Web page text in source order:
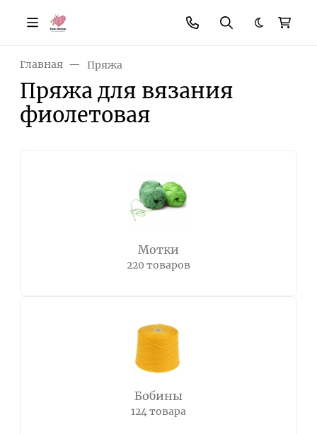
Темная
Главная Пряжа
Пряжа для вязания
фиолетовая
Мотки
220 товаров
Бобины
124 товара